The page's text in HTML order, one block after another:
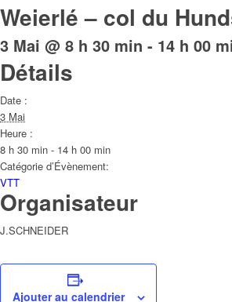
Weierlé – col du
3 Mai @ 8 h 30 min - 14 h 00
Détails
Date :
3 Mai
Heure :
8 h 30 min - 14 h 00 min
Catégorie d’Évènement:
VTT
Organisateur
J.SCHNEIDER
Ajouter au calendrier